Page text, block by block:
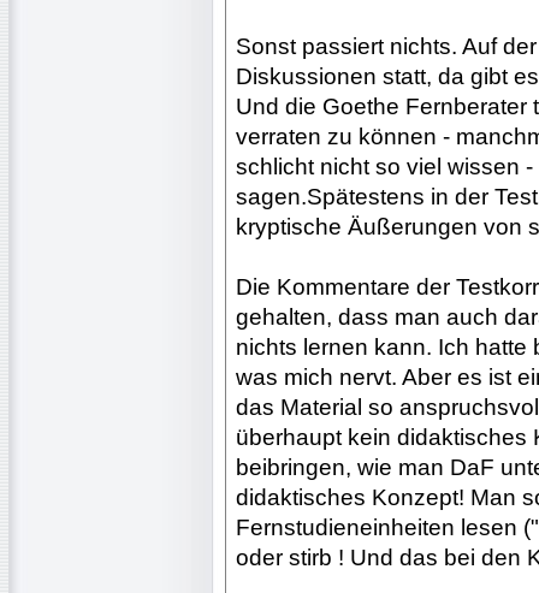
Sonst passiert nichts. Auf
Diskussionen statt, da gibt
Und die Goethe Fernberater
verraten zu können -
schlicht nicht so viel wissen
sagen.Spätestens in der
kryptische Äußerungen von
Die Kommentare der
gehalten, dass man auch
nichts lernen kann. Ich hatte
was mich nervt. Aber es ist
das Material so
überhaupt kein didaktisches
beibringen, wie man DaF
didaktisches Konzept! Man
Fernstudieneinheiten lesen
oder stirb ! Und das bei den